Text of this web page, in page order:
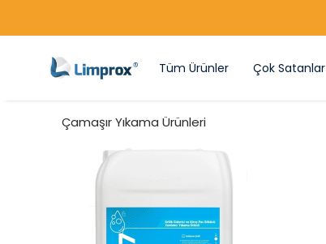
Tüm Ürünler Çok Satanlar
Çamaşır Yıkama Ürünleri